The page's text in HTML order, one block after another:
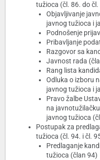
tužioca (čl. 86. do čl.
Objavljivanje
javnog tužioca i
Podnošenje
Pribavljanje
Razgovor sa
Javnost rada
Rang lista
Odluka o izboru
javnog tužioca i
Pravo žalbe
na
javnog tužioca
Postupak za
tužioca (čl. 94. i čl.
Predlaganje
tužioca (član 94)